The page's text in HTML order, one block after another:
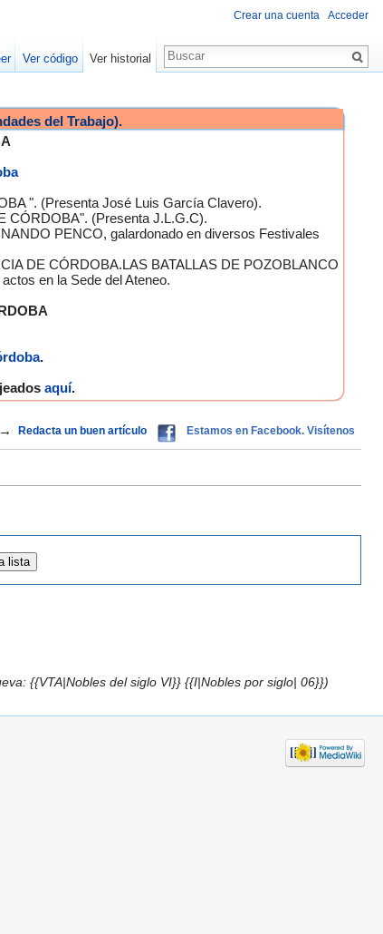
del Trabajo).
". (Presenta José Luis García Clavero).
CÓRDOBA". (Presenta J.L.G.C).
PENCO, galardonado en diversos Festivales
DE CÓRDOBA.LAS BATALLAS DE POZOBLANCO
en la Sede del Ateneo.
.
aquí.
→ Redacta un buen artículo Estamos en Facebook. Visítenos
{{VTA|Nobles del siglo VI}} {{I|Nobles por siglo| 06}})
Crear una cuenta Acceder
Ver código Ver historial